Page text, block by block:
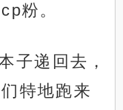
粉。
子递回去，
特地跑来